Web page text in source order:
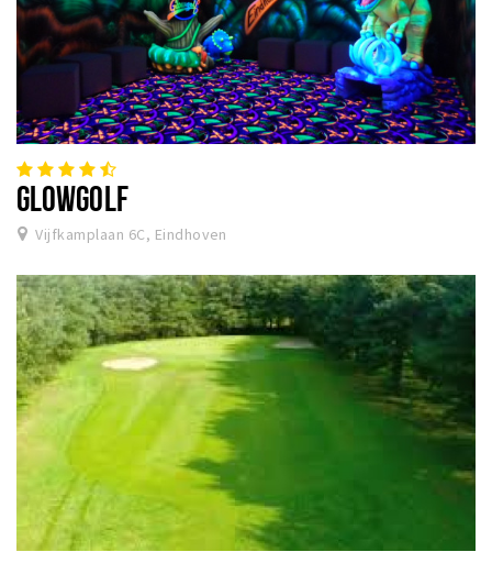
GLOWGOLF
Vijfkamplaan 6C, Eindhoven